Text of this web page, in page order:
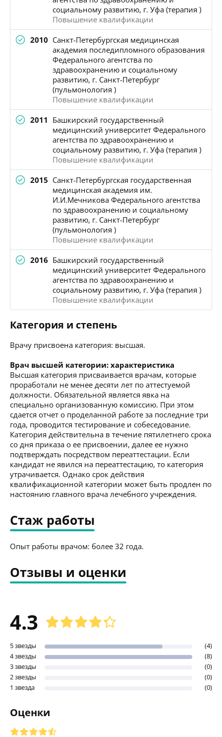
социальному развитию, г. Уфа (терапия )
Повышение квалификации
2010 Санкт-Петербургская медицинская
академия последипломного образования
Федерального агентства по
здравоохранению и социальному
развитию, г. Санкт-Петербург
(пульмонология )
Повышение квалификации
2011 Башкирский государственный
медицинский университет Федерального
агентства по здравоохранению и
социальному развитию, г. Уфа (терапия )
Повышение квалификации
2015 Санкт-Петербургская государственная
медицинская академия им.
И.И.Мечникова Федерального агентства
по здравоохранению и социальному
развитию, г. Санкт-Петербург
(пульмонология )
Повышение квалификации
2016 Башкирский государственный
медицинский университет Федерального
агентства по здравоохранению и
социальному развитию, г. Уфа (терапия )
Повышение квалификации
Категория и степень
Врачу присвоена категория: высшая.
Врач высшей категории: характеристика
Высшая категория присваивается врачам, которые
проработали не менее десяти лет по аттестуемой
должности. Обязательной является явка на
специально организованную комиссию. При этом
сдается отчет о проделанной работе за последние три
года, проводится тестирование и собеседование.
Категория действительна в течение пятилетнего срока
со дня приказа о ее присвоении, далее ее нужно
подтверждать посредством переаттестации. Если
кандидат не явился на переаттестацию, то категория
утрачивается. Однако срок действия
квалификационной категории может быть продлен по
настоянию главного врача лечебного учреждения.
Стаж работы
Опыт работы врачом: более 32 года.
Отзывы и оценки
4.3
5 звезды
(4)
4 звезды
(8)
3 звезды
(0)
2 звезды
(0)
1 звезда
(0)
Оценки